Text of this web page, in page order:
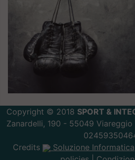
Copyright © 2018 SPORT &
Zanardelli, 190 - 55049 Viareggio
Credits
Soluzione Informatica